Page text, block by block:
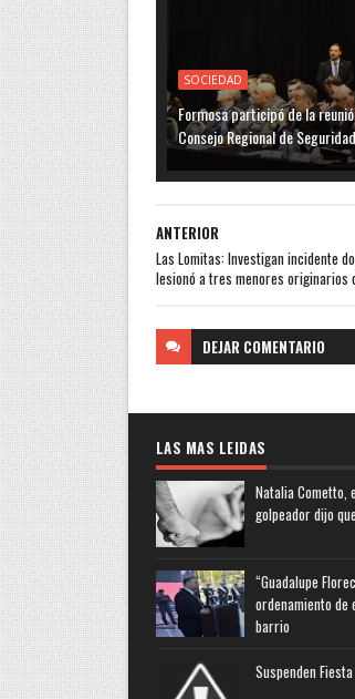
SOCIEDAD
Formosa participó de la
Consejo Regional de
ANTERIOR
Las Lomitas: Investigan incidente
lesionó a tres menores originarios
DEJAR COMENTARIO
LAS MAS LEIDAS
Natalia Cometto,
golpeador dijo
“Guadalupe
ordenamiento de
barrio
Suspenden